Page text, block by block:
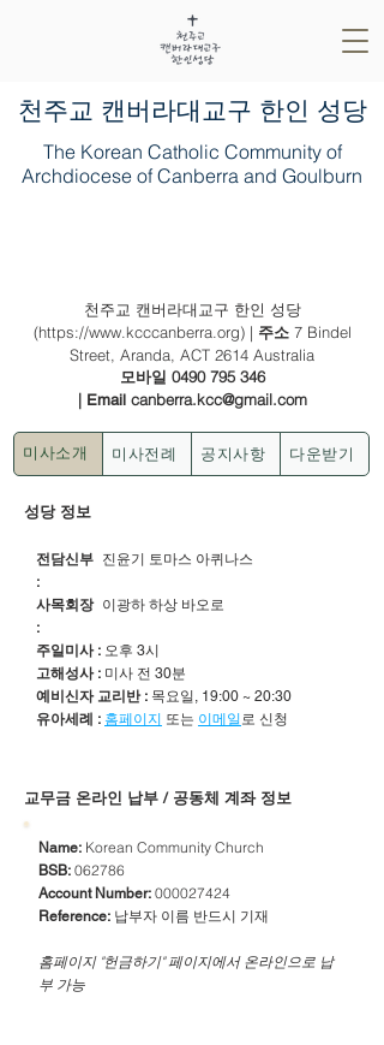
​천주교 캔버라대교구 한인 성당
The Korean Catholic Community of
Archdiocese of Canberra and Goulburn
천주교 캔버라대교구 한인 성당
(https://www.kcccanberra.org) | 주소 7 Bindel
Street, Aranda, ACT 2614 Australia
모바일 0490 795 346
| Email canberra.kcc@gmail.com
미사소개 미사전례 공지사항 다운받기
성당 정보
전담신부
:
진윤기 토마스 아퀴나스
사목회장
:
이광하 하상 바오로
주일미사 : 오후 3시
고해성사 : 미사 전 30분
예비신자 교리반 : 목요일, 19:00 ~ 20:30
유아세례 : 홈페이지 또는 이메일 로 신청
​교무금 온라인 납부 / 공동체 계좌 정보
Name: Korean Community Church
BSB: 062786
Account Number: 000027424
Reference: 납부자 이름 반드시 기재
​홈페이지 "헌금하기" 페이지에서 온라인으로 납
부 가능